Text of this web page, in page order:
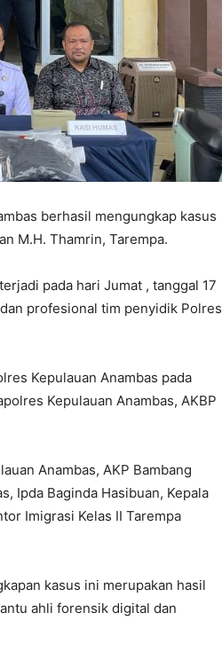
berhasil mengungkap kasus
M.H. Thamrin, Tarempa.
pada hari Jumat , tanggal 17
profesional tim penyidik Polres
Kepulauan Anambas pada
Kepulauan Anambas, AKBP
Anambas, AKP Bambang
Ipda Baginda Hasibuan, Kepala
Imigrasi Kelas II Tarempa
kasus ini merupakan hasil
ahli forensik digital dan